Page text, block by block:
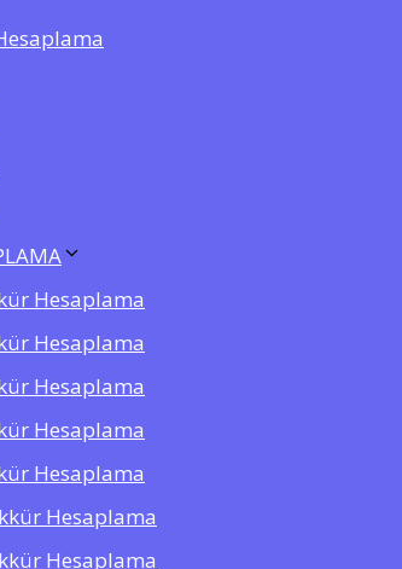
Hesaplama
Hesaplama
Hesaplama
Hesaplama
Hesaplama
Hesaplama
Hesaplama